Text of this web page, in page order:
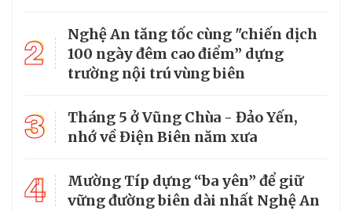
2
Nghệ An tăng tốc cùng "chiến dịch
100 ngày đêm cao điểm” dựng
trường nội trú vùng biên
3
Tháng 5 ở Vũng Chùa - Đảo Yến,
nhớ về Điện Biên năm xưa
4
Mường Típ dựng “ba yên” để giữ
vững đường biên dài nhất Nghệ An